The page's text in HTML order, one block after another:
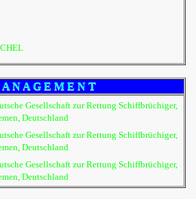
N A G E M E N T
Gesellschaft zur Rettung Schiffbrüchiger,
Deutschland
Gesellschaft zur Rettung Schiffbrüchiger,
Deutschland
Gesellschaft zur Rettung Schiffbrüchiger,
Deutschland